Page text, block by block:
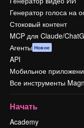
Генератор голоса на
Стоковый контент
MCP для Claude/
Агенты Новое
API
Мобильное
Все инструменты
Начать
Academy